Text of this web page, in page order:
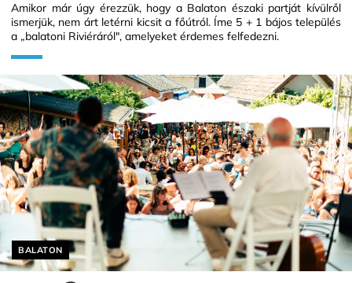
Amikor már úgy érezzük, hogy a Balaton északi partját kívülről
ismerjük, nem árt letérni kicsit a főútról. Íme 5 + 1 bájos település
a „balatoni Riviéráról", amelyeket érdemes felfedezni.
Helyszín címkék:
BALATON